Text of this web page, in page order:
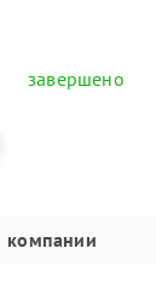
завершено
компании